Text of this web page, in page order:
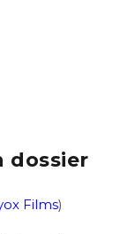
dossier
Films)